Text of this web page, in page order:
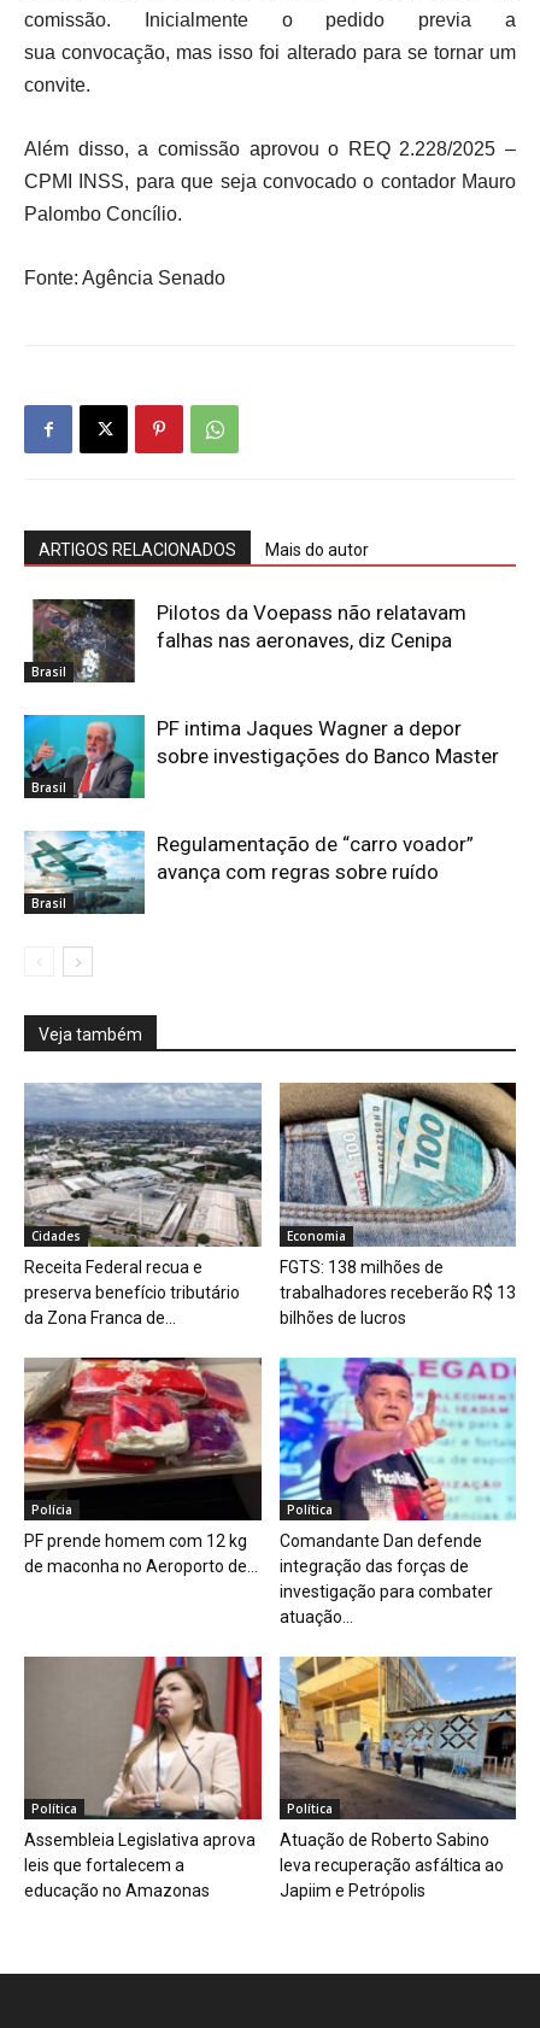
comissão. Inicialmente o pedido previa a
sua convocação, mas isso foi alterado para se tornar um
convite.
Além disso, a comissão aprovou o REQ 2.228/2025 –
CPMI INSS, para que seja convocado o contador Mauro
Palombo Concílio.
Fonte: Agência Senado
ARTIGOS RELACIONADOS Mais do autor
Brasil
Pilotos da Voepass não relatavam
falhas nas aeronaves, diz Cenipa
Brasil
PF intima Jaques Wagner a depor
sobre investigações do Banco Master
Brasil
Regulamentação de “carro voador”
avança com regras sobre ruído
Veja também
Cidades
Receita Federal recua e
preserva benefício tributário
da Zona Franca de...
Economia
FGTS: 138 milhões de
trabalhadores receberão R$ 13
bilhões de lucros
Polícia
PF prende homem com 12 kg
de maconha no Aeroporto de...
Política
Comandante Dan defende
integração das forças de
investigação para combater
atuação...
Política
Assembleia Legislativa aprova
leis que fortalecem a
educação no Amazonas
Política
Atuação de Roberto Sabino
leva recuperação asfáltica ao
Japiim e Petrópolis